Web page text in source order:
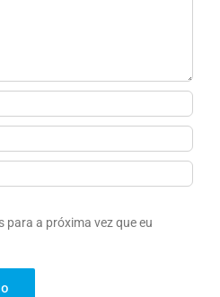
para a próxima vez que eu